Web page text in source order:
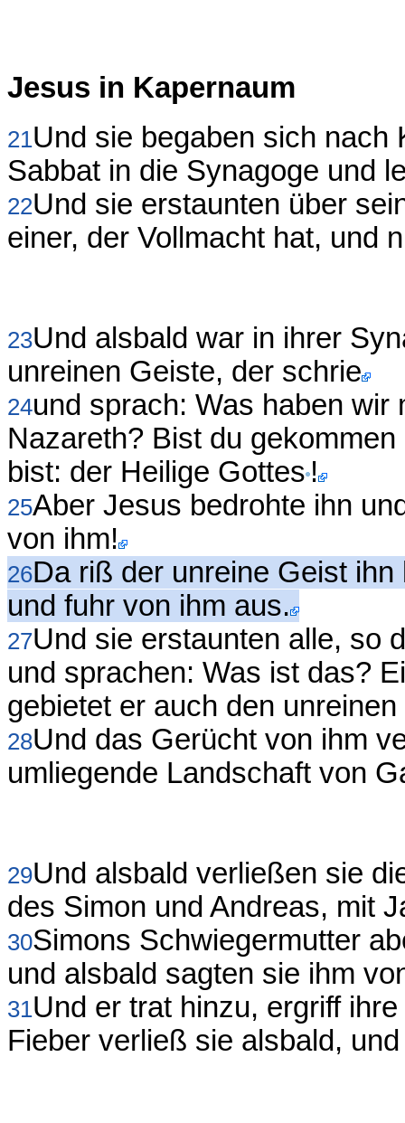
Jesus in Kapernaum
21Und sie begaben sich nach
Sabbat in die Synagoge und
22Und sie erstaunten über
einer, der Vollmacht hat, und
23Und alsbald war in ihrer
unreinen Geiste, der schrie
24und sprach: Was haben
Nazareth? Bist du
bist: der Heilige Gottes !
25Aber Jesus bedrohte ihn
von ihm!
26Da riß der unreine Geist
und fuhr von ihm aus.
27Und sie erstaunten alle, so
und sprachen: Was ist das?
gebietet er auch den
28Und das Gerücht von ihm
umliegende Landschaft von
29Und alsbald verließen sie
des Simon und Andreas, mit
30Simons Schwiegermutter
und alsbald sagten sie ihm
31Und er trat hinzu, ergriff
Fieber verließ sie alsbald,